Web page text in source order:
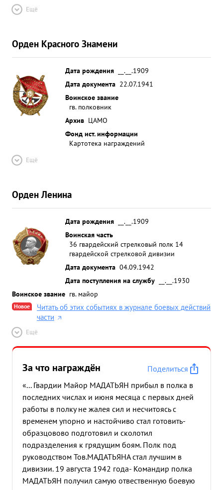
Ещё
Орден Красного Знамени
Дата рождения
__.__.1909
Дата документа 22.07.1941
Воинское звание
гв. полковник
Архив ЦАМО
Фонд ист. информации
Картотека награждений
Ещё
Орден Ленина
Дата рождения
__.__.1909
Воинская часть
36 гвардейский стрелковый полк 14
гвардейской стрелковой дивизии
Дата документа 04.09.1942
Дата поступления на службу
__.__.1930
Воинское звание гв. майор
Новое
Читать об этих событиях в журнале боевых действий
части
Ещё
За что награждён
Поделиться
«... Гвардии Майор МАДАТЬЯН прибыл в полка в
последних числах и июня месяца с первых дней
работы в полку не жалея сил и несчитоясь с
временем упорно и настойчиво стал готовить-
образцовово подготовил и сколотил
подразделения к грядущим боям. Полк под
руководством Тов.МАДАТЬЯНА стал лучшим в
дивизии. 19 августа 1942 года- Командир полка
МАДАТЬЯН получил самую отвественную боевую